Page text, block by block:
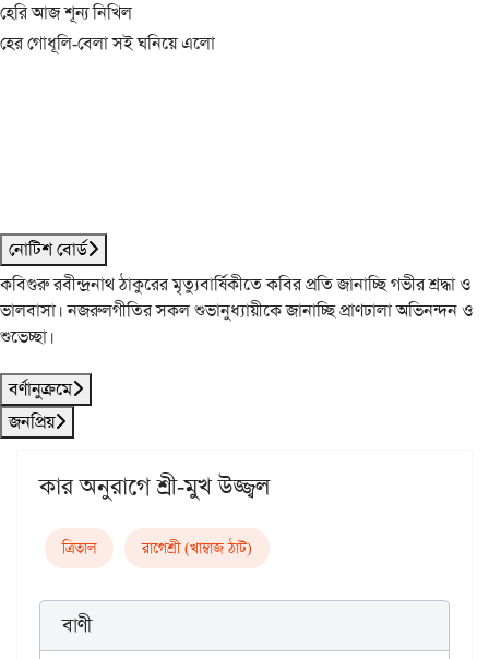
হেরি আজ শূন্য নিখিল
হের গোধূলি-বেলা সই ঘনিয়ে এলো
নোটিশ বোর্ড
কবিগুরু রবীন্দ্রনাথ ঠাকুরের মৃত্যুবার্ষিকীতে কবির প্রতি জানাচ্ছি গভীর শ্রদ্ধা ও
ভালবাসা। নজরুলগীতির সকল শুভানুধ্যায়ীকে জানাচ্ছি প্রাণঢালা অভিনন্দন ও
শুভেচ্ছা।
বর্ণানুক্রমে
জনপ্রিয়
কার অনুরাগে শ্রী-মুখ উজ্জ্বল
ত্রিতাল রাগেশ্রী (খাম্বাজ ঠাট)
বাণী